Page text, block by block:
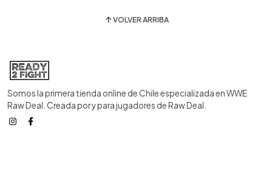
VOLVER ARRIBA
Somos la primera tienda online de Chile especializada en WWE
Raw Deal. Creada por y para jugadores de Raw Deal.